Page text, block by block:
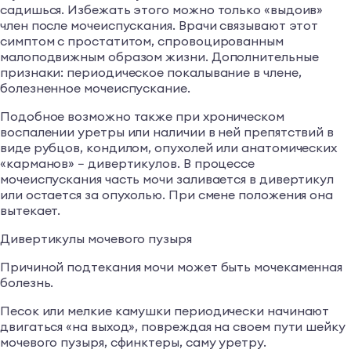
садишься. Избежать этого можно только «выдоив»
член после мочеиспускания. Врачи связывают этот
симптом с простатитом, спровоцированным
малоподвижным образом жизни. Дополнительные
признаки: периодическое покалывание в члене,
болезненное мочеиспускание.
Подобное возможно также при хроническом
воспалении уретры или наличии в ней препятствий в
виде рубцов, кондилом, опухолей или анатомических
«карманов» − дивертикулов. В процессе
мочеиспускания часть мочи заливается в дивертикул
или остается за опухолью. При смене положения она
вытекает.
Дивертикулы мочевого пузыря
Причиной подтекания мочи может быть мочекаменная
болезнь.
Песок или мелкие камушки периодически начинают
двигаться «на выход», повреждая на своем пути шейку
мочевого пузыря, сфинктеры, саму уретру.